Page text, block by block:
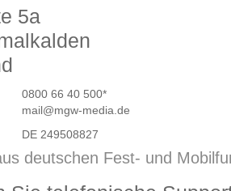
5a
0800 66 40 500*
mail@mgw-media.de
DE 249508827
deutschen Fest- und